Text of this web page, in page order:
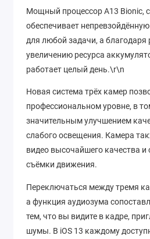
Мощный процессор A13 Bionic,
обеспечивает
для любой задачи, а благодаря
увеличению ресурса
работает целый день.\r\n
Новая система трёх камер
профессиональном уровне, в
значительным улучшением
слабого освещения. Камера
видео высочайшего качества и
съёмки движения.
Переключаться между тремя
а функция аудиозума
тем, что вы видите в кадре,
шумы. В iOS 13 каждому